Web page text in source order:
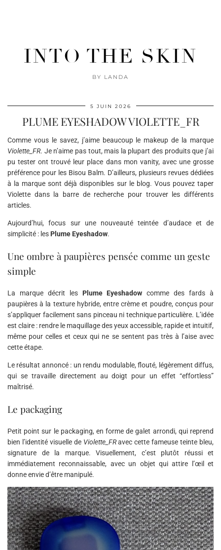
INTO THE SKIN
BY LANDA
5 JUIN 2026
PLUME EYESHADOW VIOLETTE_FR
Comme vous le savez, j’aime beaucoup le makeup de la marque
Violette_FR. Je n’aime pas tout, mais la plupart des produits que j’ai
pu tester ont trouvé leur place dans mon vanity, avec une grosse
préférence pour les Bisou Balm. D’ailleurs, plusieurs revues dédiées
à la marque sont déjà disponibles sur le blog. Vous pouvez taper
Violette dans la barre de recherche pour trouver les différents
articles.
Aujourd’hui, focus sur une nouveauté teintée d’audace et de
simplicité : les Plume Eyeshadow.
Une ombre à paupières pensée comme un geste
simple
La marque décrit les Plume Eyeshadow comme des fards à
paupières à la texture hybride, entre crème et poudre, conçus pour
s’appliquer facilement sans pinceau ni technique particulière. L’idée
est claire : rendre le maquillage des yeux accessible, rapide et intuitif,
même pour celles et ceux qui ne se sentent pas très à l’aise avec
cette étape.
Le résultat annoncé : un rendu modulable, flouté, légèrement diffus,
qui se travaille directement au doigt pour un effet “effortless”
maîtrisé.
Le packaging
Petit point sur le packaging, en forme de galet arrondi, qui reprend
bien l’identité visuelle de Violette_FRavec cette fameuse teinte bleu,
signature de la marque. Visuellement, c’est plutôt réussi et
immédiatement reconnaissable, avec un objet qui attire l’œil et
donne envie d’être manipulé.